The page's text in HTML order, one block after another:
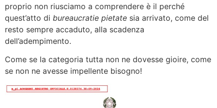
proprio non riusciamo a comprendere è il perché
quest’atto di bureaucratie pietate sia arrivato, come del
resto sempre accaduto, alla scadenza
dell’adempimento.
Come se la categoria tutta non ne dovesse gioire, come
se non ne avesse impellente bisogno!